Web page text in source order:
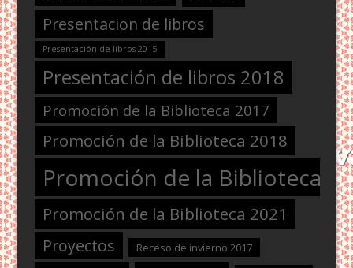
Presentacion de libros
Presentación de libros 2015
Presentación de libros 2018
Promoción de la Biblioteca 2017
Promoción de la Biblioteca 2018
Promoción de la Biblioteca
Promoción de la Biblioteca 2021
Proyectos Receso de invierno 2017